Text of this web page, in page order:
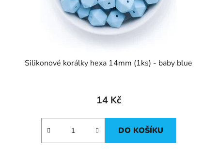
Silikonové korálky hexa 14mm (1ks) - baby blue
14 Kč
DO KOŠÍKU